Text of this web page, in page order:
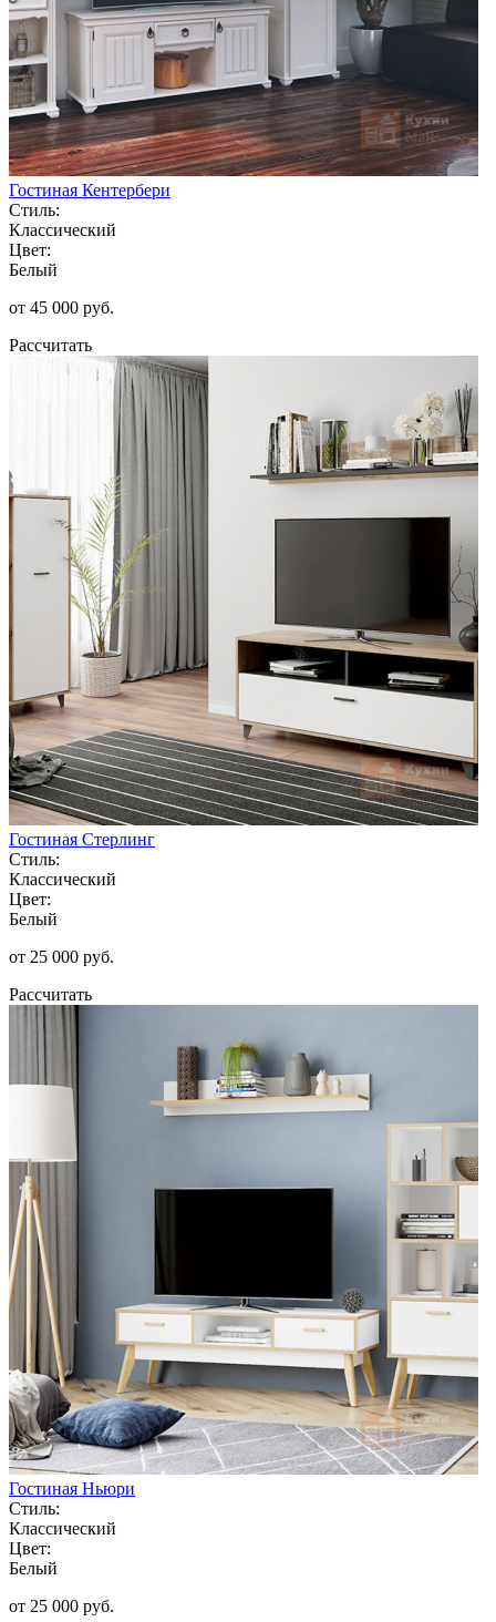
Гостиная Кентербери
Стиль:
Классический
Цвет:
Белый
от 45 000 руб.
Рассчитать
Гостиная Стерлинг
Стиль:
Классический
Цвет:
Белый
от 25 000 руб.
Рассчитать
Гостиная Ньюри
Стиль:
Классический
Цвет:
Белый
от 25 000 руб.